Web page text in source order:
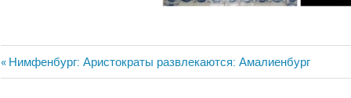
Навигация
Previous
Post:
Нимфенбург: Аристократы развлекаются: Амалиенбург